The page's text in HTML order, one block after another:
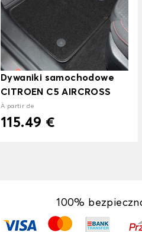
Dywaniki samochodowe
CITROEN C5 AIRCROSS
À partir de
115.49 €
100%